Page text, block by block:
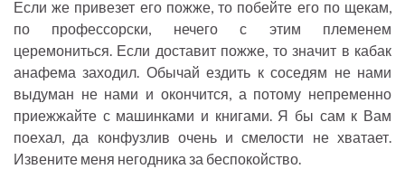
Если же привезет его пожже, то побейте его по щекам,
по профессорски, нечего с этим племенем
церемониться. Если доставит пожже, то значит в кабак
анафема заходил. Обычай ездить к соседям не нами
выдуман не нами и окончится, а потому непременно
приежжайте с машинками и книгами. Я бы сам к Вам
поехал, да конфузлив очень и смелости не хватает.
Извените меня негодника за беспокойство.